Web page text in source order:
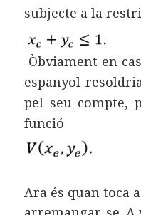
subjecte a la
Òbviament en
espanyol
pel seu compte,
funció
Ara és quan toca